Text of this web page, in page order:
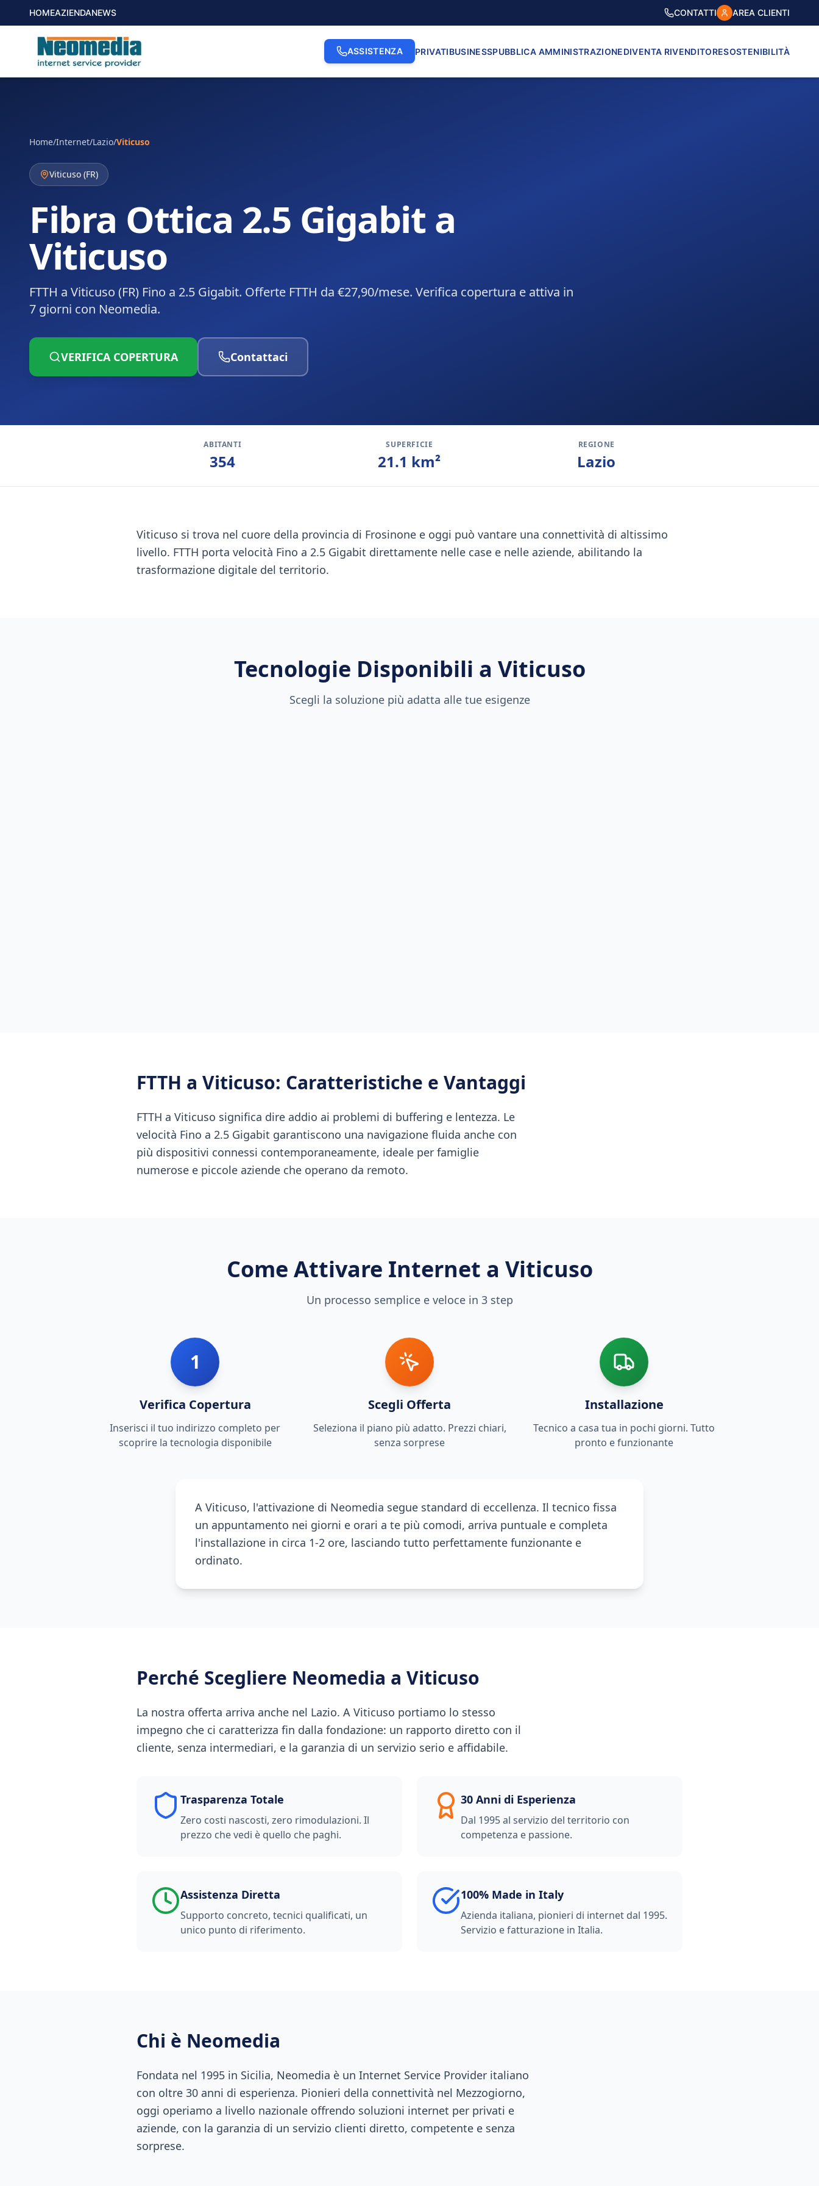
HOMEAZIENDANEWS CONTATTI AREA CLIENTI
ASSISTENZA PRIVATIBUSINESSPUBBLICA AMMINISTRAZIONEDIVENTA RIVENDITORESOSTENIBILITÀ
Home/Internet/Lazio/Viticuso
Viticuso (FR)
Fibra Ottica 2.5 Gigabit a
Viticuso
FTTH a Viticuso (FR) Fino a 2.5 Gigabit. Offerte FTTH da €27,90/mese. Verifica copertura e attiva in
7 giorni con Neomedia.
VERIFICA COPERTURA Contattaci
ABITANTI
354
SUPERFICIE
21.1 km²
REGIONE
Lazio
Viticuso si trova nel cuore della provincia di Frosinone e oggi può vantare una connettività di altissimo
livello. FTTH porta velocità Fino a 2.5 Gigabit direttamente nelle case e nelle aziende, abilitando la
trasformazione digitale del territorio.
Tecnologie Disponibili a Viticuso
Scegli la soluzione più adatta alle tue esigenze
FTTH a Viticuso: Caratteristiche e Vantaggi
FTTH a Viticuso significa dire addio ai problemi di buffering e lentezza. Le
velocità Fino a 2.5 Gigabit garantiscono una navigazione fluida anche con
più dispositivi connessi contemporaneamente, ideale per famiglie
numerose e piccole aziende che operano da remoto.
Come Attivare Internet a Viticuso
Un processo semplice e veloce in 3 step
1
Verifica Copertura
Inserisci il tuo indirizzo completo per
scoprire la tecnologia disponibile
Scegli Offerta
Seleziona il piano più adatto. Prezzi chiari,
senza sorprese
Installazione
Tecnico a casa tua in pochi giorni. Tutto
pronto e funzionante
A Viticuso, l'attivazione di Neomedia segue standard di eccellenza. Il tecnico fissa
un appuntamento nei giorni e orari a te più comodi, arriva puntuale e completa
l'installazione in circa 1-2 ore, lasciando tutto perfettamente funzionante e
ordinato.
Perché Scegliere Neomedia a Viticuso
La nostra offerta arriva anche nel Lazio. A Viticuso portiamo lo stesso
impegno che ci caratterizza fin dalla fondazione: un rapporto diretto con il
cliente, senza intermediari, e la garanzia di un servizio serio e affidabile.
Trasparenza Totale
Zero costi nascosti, zero rimodulazioni. Il
prezzo che vedi è quello che paghi.
30 Anni di Esperienza
Dal 1995 al servizio del territorio con
competenza e passione.
Assistenza Diretta
Supporto concreto, tecnici qualificati, un
unico punto di riferimento.
100% Made in Italy
Azienda italiana, pionieri di internet dal 1995.
Servizio e fatturazione in Italia.
Chi è Neomedia
Fondata nel 1995 in Sicilia, Neomedia è un Internet Service Provider italiano
con oltre 30 anni di esperienza. Pionieri della connettività nel Mezzogiorno,
oggi operiamo a livello nazionale offrendo soluzioni internet per privati e
aziende, con la garanzia di un servizio clienti diretto, competente e senza
sorprese.